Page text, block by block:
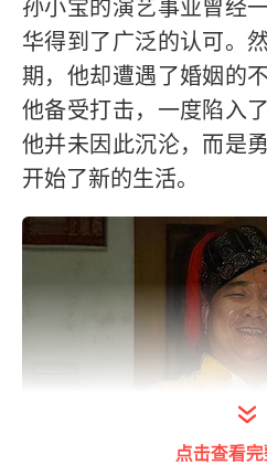
孙小宝的演艺事业曾经
华得到了广泛的认可。
期，他却遭遇了婚姻的
他备受打击，一度陷入
他并未因此沉沦，而是
开始了新的生活。
点击查看